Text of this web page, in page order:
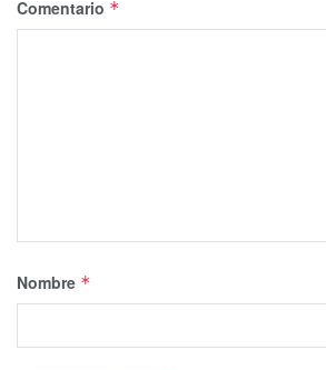
Comentario *
Nombre *